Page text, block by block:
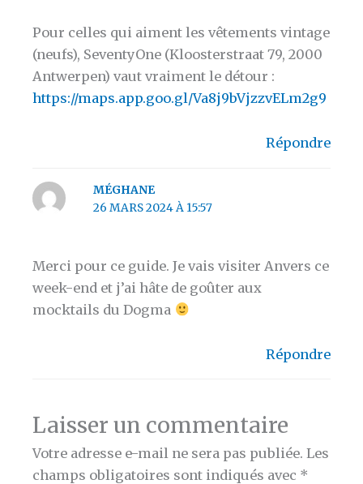
Pour celles qui aiment les vêtements vintage
(neufs), SeventyOne (Kloosterstraat 79, 2000
Antwerpen) vaut vraiment le détour :
https://maps.app.goo.gl/Va8j9bVjzzvELm2g9
Répondre
MÉGHANE
26 MARS 2024 À 15:57
Merci pour ce guide. Je vais visiter Anvers ce
week-end et j’ai hâte de goûter aux
mocktails du Dogma
Répondre
Laisser un commentaire
Votre adresse e-mail ne sera pas publiée. Les
champs obligatoires sont indiqués avec *